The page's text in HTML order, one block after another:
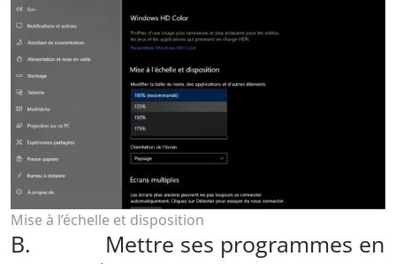
Mise à l’échelle et disposition
B. Mettre ses programmes en